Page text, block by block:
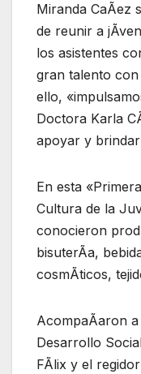
Miranda CaÃez
de reunir a
los asistentes
gran talento
ello,
Doctora Karla
apoyar y
En esta
Cultura de la
conocieron
bisuterÃa,
cosmÃticos,
AcompaÃaron
Desarrollo
FÃlix y el